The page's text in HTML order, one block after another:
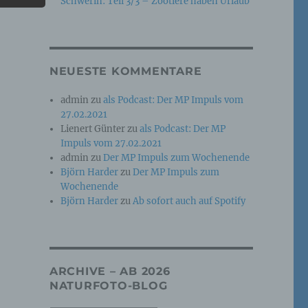
NEUESTE KOMMENTARE
admin zuals Podcast: Der MP Impuls vom
27.02.2021
Lienert Günterzuals Podcast: Der MP
Impuls vom 27.02.2021
admin zuDer MP Impuls zum Wochenende
Björn HarderzuDer MP Impuls zum
Wochenende
Björn HarderzuAb sofort auch auf Spotify
ARCHIVE – AB 2026
NATURFOTO-BLOG